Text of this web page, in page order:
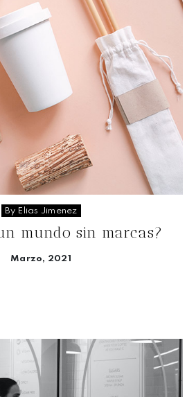
By Elias Jimenez
mundo sin marcas?
Marzo, 2021